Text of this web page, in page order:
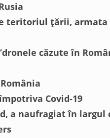
teritoriul țării, armata
căzute în
Covid-19
a naufragiat în largul